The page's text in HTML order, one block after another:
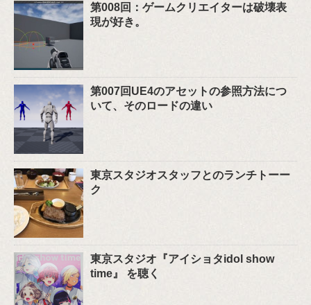
第008回：ゲームクリエイターは破壊表
現が好き。
第007回UE4のアセットの参照方法につ
いて、そのロードの違い
東京スタジオスタッフとのランチトーー
ク
東京スタジオ『アイショタidol show
time』 を聴く